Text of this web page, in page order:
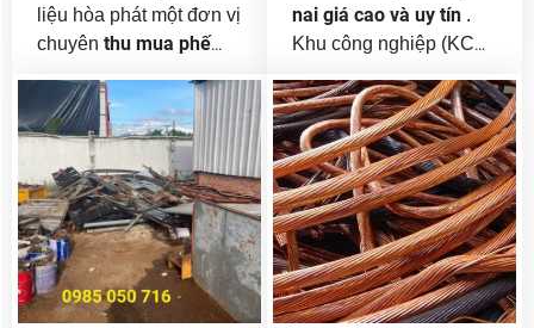
liệu hòa phát một đơn vị
chuyên thu mua phế
long an . Long An là tỉnh
cửa ngõ nối liền Đông
Nam Bộ với Đồng bằng
sông Cửu Long, tập
trung nhiềukhu công
nghiệp, nhà xưởng,
công trình xây dựngvà
các dự án cơ sở hạ
nai giá cao và uy tín .
Khu công nghiệp (KCN)
hiện là một trong những
trung tâm công nghiệp
lớn tại khu vực miền
Nam. Với hàng trăm
nhà máy, xí nghiệp hoạt
động trong các lĩnh vực
sản xuất cơ khí, điện tử,
nhựa, dệt may, xây